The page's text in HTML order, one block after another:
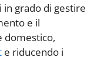
in grado di gestire
e il
domestico,
e riducendo i